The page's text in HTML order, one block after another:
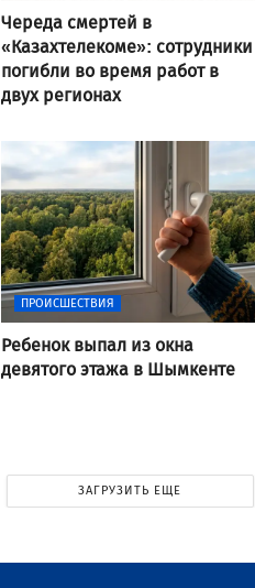
Череда смертей в
«Казахтелекоме»: сотрудники
погибли во время работ в
двух регионах
ПРОИСШЕСТВИЯ
Ребенок выпал из окна
девятого этажа в Шымкенте
ЗАГРУЗИТЬ ЕЩЕ